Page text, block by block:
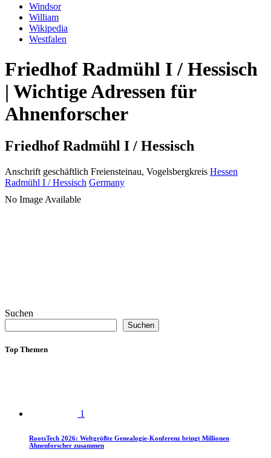
Windsor
William
Wikipedia
Westfalen
Friedhof Radmühl I / Hessisch
| Wichtige Adressen für
Ahnenforscher
Friedhof Radmühl I / Hessisch
Anschrift geschäftlich Freiensteinau, Vogelsbergkreis Hessen
Radmühl I / Hessisch Germany
No Image Available
Suchen
Suchen
Top Themen
1
RootsTech 2026: Weltgrößte Genealogie-Konferenz bringt Millionen
Ahnenforscher zusammen